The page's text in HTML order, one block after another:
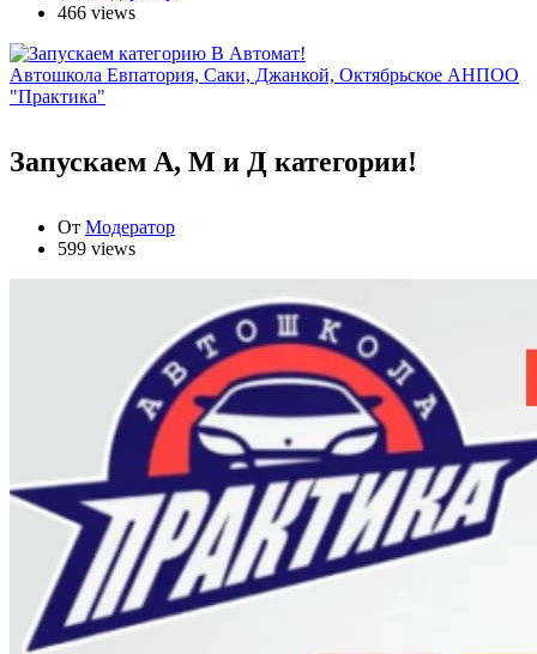
466 views
Автошкола Евпатория, Саки, Джанкой, Октябрьское АНПОО
"Практика"
Запускаем А, М и Д категории!
От Модератор
599 views